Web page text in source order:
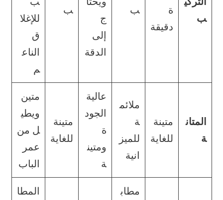
ب
ة
دقيقة
ب
ج
إلى
الدقة
ب
للإغلا
ق
الناع
م
المتان
ة
متينة
للغاية
ملائم
ة
للميز
انية
عالية
الجود
ة
ومتين
ة
متينة
للغاية
متين
ويطي
ل من
عمر
الباب
مطاب
المطا